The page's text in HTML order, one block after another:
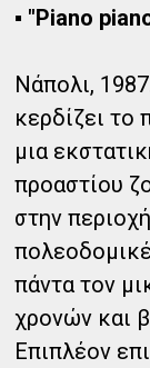
▪ "Piano
Νάπολι,
κερδίζει το
μια
προαστίου
στην
πάντα τον
χρονών και
Επιπλέον